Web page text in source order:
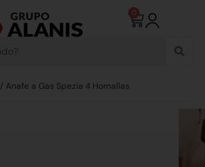
0
/ Anafe a Gas Spezia 4 Hornallas